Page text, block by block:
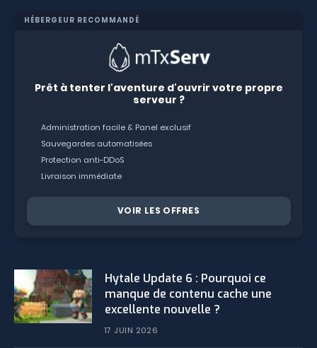
HÉBERGEUR RECOMMANDÉ
Prêt à tenter l'aventure d'ouvrir votre propre
serveur ?
Administration facile & Panel exclusif
Sauvegardes automatisées
Protection anti-DDoS
Livraison immédiate
VOIR LES OFFRES
Hytale Update 6 : Pourquoi ce
manque de contenu cache une
excellente nouvelle ?
17 JUIN 2026